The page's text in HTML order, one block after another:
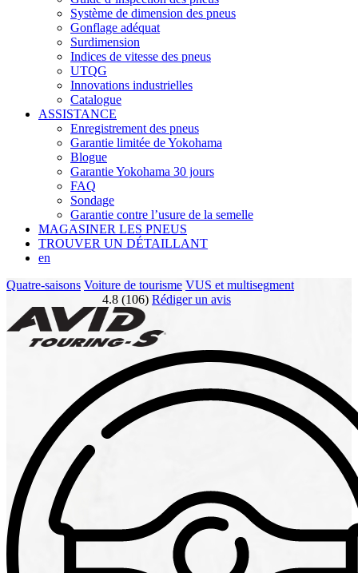
Système de dimension des pneus
Gonflage adéquat
Surdimension
Indices de vitesse des pneus
UTQG
Innovations industrielles
Catalogue
ASSISTANCE
Enregistrement des pneus
Garantie limitée de Yokohama
Blogue
Garantie Yokohama 30 jours
FAQ
Sondage
Garantie contre l’usure de la semelle
MAGASINER LES PNEUS
TROUVER UN DÉTAILLANT
en
Quatre-saisons Voiture de tourisme VUS et multisegment
4.8 (106) Rédiger un avis